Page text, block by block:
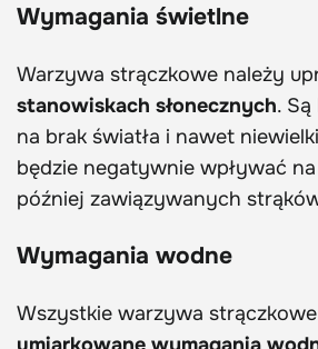
Wymagania świetlne
Warzywa strączkowe należy
stanowiskach słonecznych.
na brak światła i nawet
będzie negatywnie wpływać
później zawiązywanych
Wymagania wodne
Wszystkie warzywa